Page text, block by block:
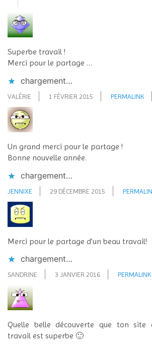
Superbe travail !
Merci pour le partage …
chargement…
VALÉRIE 1 FÉVRIER 2015 PERMALINK
Un grand merci pour le partage !
Bonne nouvelle année.
chargement…
JENNIXE 29 DÉCEMBRE 2015
Merci pour le partage d’un beau travail!
chargement…
SANDRINE 3 JANVIER 2016 PERMALINK
Quelle belle découverte que ton site
travail est superbe 🙂